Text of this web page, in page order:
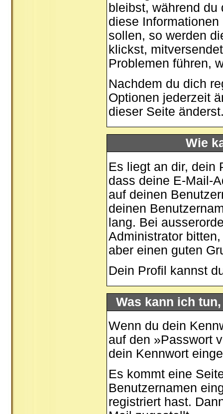
bleibst, während
diese
sollen, so werden
klickst,
Problemen führen,
Nachdem du dich
Optionen jederzeit
dieser Seite
Wie
Es liegt an dir, dein
dass deine E-Mail-
auf deinen
deinen
lang. Bei
Administrator
aber einen guten
Dein Profil kannst
Was kann ich
Wenn du dein
auf den »Passwort
dein Kennwort
Es kommt eine
Benutzernamen
registriert hast.